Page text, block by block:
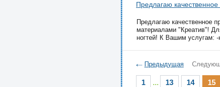
Предлагаю
Предлагаю качественное
материалами "Креатив"!
ногтей! К Вашим услугам:
Предыдущая
1 ... 13 14 15